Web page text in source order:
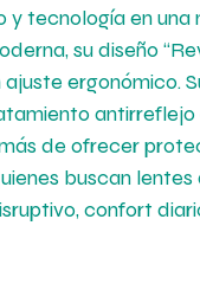
y tecnología en
su diseño
ergonómico.
de ofrecer
buscan lentes
confort